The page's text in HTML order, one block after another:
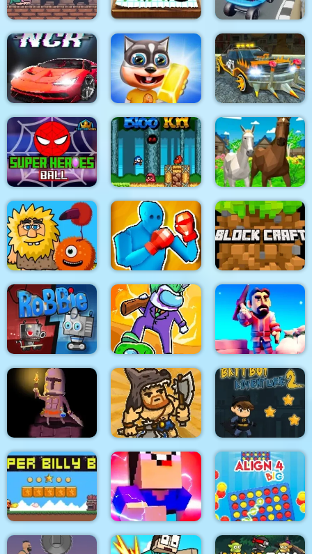
Pirate Bombs 2
Tic Tac Toe Paper
Note
Extreme Blur Race
Night City Racing Cat Runner Desert City Stunt
Super Heroes Ball Bloo Kid
Horse Family Animal
Simulator 3D
Adam and Eve Aliens
Drunken Boxing:
Ultimate
Block Craft 3D
Impostors vs
Zombies: Survival
Crafty Miner
Offline Rogue
Dangerous
Adventure 2
Battboy Adventure 2